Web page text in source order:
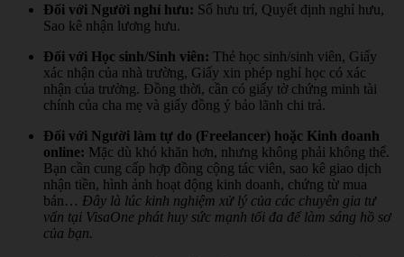
Đối với Người nghỉ hưu: Sổ hưu trí, Quyết định nghỉ hưu,
Sao kê nhận lương hưu.
Đối với Học sinh/Sinh viên: Thẻ học sinh/sinh viên, Giấy
xác nhận của nhà trường, Giấy xin phép nghỉ học có xác
nhận của trường. Đồng thời, cần có giấy tờ chứng minh tài
chính của cha mẹ và giấy đồng ý bảo lãnh chi trả.
Đối với Người làm tự do (Freelancer) hoặc Kinh doanh
online: Mặc dù khó khăn hơn, nhưng không phải không thể.
Bạn cần cung cấp hợp đồng cộng tác viên, sao kê giao dịch
nhận tiền, hình ảnh hoạt động kinh doanh, chứng từ mua
bán… Đây là lúc kinh nghiệm xử lý của các chuyên gia tư
vấn tại VisaOne phát huy sức mạnh tối đa để làm sáng hồ sơ
của bạn.